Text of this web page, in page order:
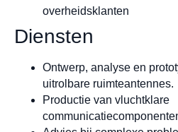
overheidsklanten
Diensten
Ontwerp, analyse en
uitrolbare ruimteantennes.
Productie van vluchtklare